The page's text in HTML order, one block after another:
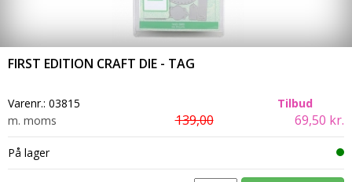
FIRST EDITION CRAFT DIE - TAG
Varenr.: 03815
Tilbud
m. moms
139,00 69,50 kr.
På lager